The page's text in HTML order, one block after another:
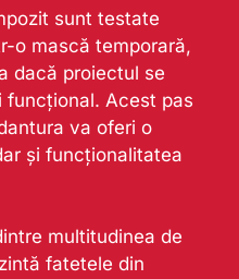
sunt testate
o mască temporară,
dacă proiectul se
Acest pas
va oferi o
și funcționalitatea
multitudinea de
fatetele din